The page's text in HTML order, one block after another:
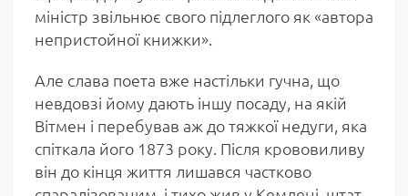
міністр звільнює свого підлеглого як «автора
непристойної книжки».
Але слава поета вже настільки гучна, що
невдовзі йому дають іншу посаду, на якій
Вітмен і перебував аж до тяжкої недуги, яка
спіткала його 1873 року. Після крововиливу
він до кінця життя лишався частково